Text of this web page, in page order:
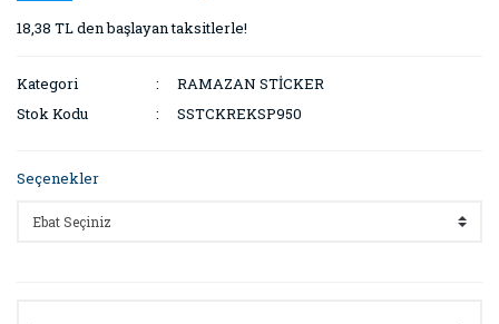
18,38 TL den başlayan taksitlerle!
Kategori
RAMAZAN STİCKER
Stok Kodu
SSTCKREKSP950
Seçenekler